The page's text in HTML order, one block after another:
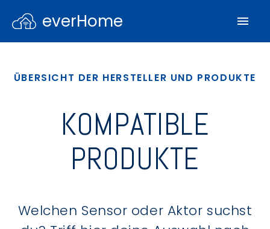
everHome
ÜBERSICHT DER HERSTELLER UND PRODUKTE
KOMPATIBLE
PRODUKTE
Welchen Sensor oder Aktor suchst